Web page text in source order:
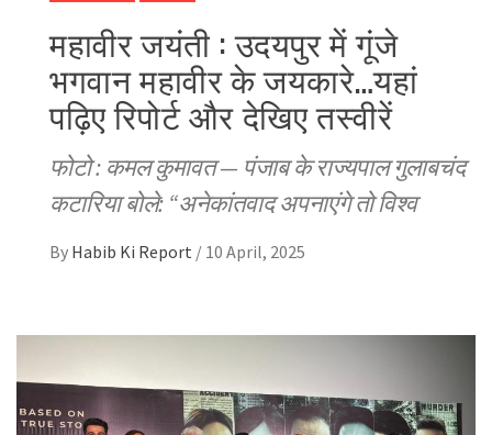
महावीर जयंती : उदयपुर में गूंजे
भगवान महावीर के जयकारे…यहां
पढ़िए रिपोर्ट और देखिए तस्वीरें
फोटो : कमल कुमावत — पंजाब के राज्यपाल गुलाबचंद
कटारिया बोले: “अनेकांतवाद अपनाएंगे तो विश्व
By Habib Ki Report / 10 April, 2025